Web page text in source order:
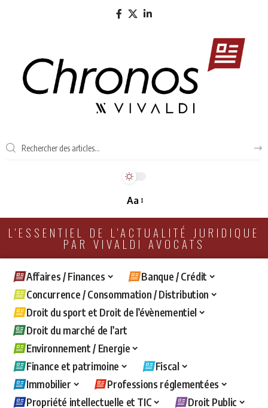
Aa
L'ESSENTIEL DE L'ACTUALITÉ JURIDIQUE
PAR VIVALDI AVOCATS
Affaires / Finances
Banque / Crédit
Concurrence / Consommation / Distribution
Droit du sport et Droit de l’évènementiel
Droit du marché de l’art
Environnement / Energie
Finance et patrimoine
Fiscal
Immobilier
Professions réglementées
Propriété intellectuelle et TIC
Droit Public